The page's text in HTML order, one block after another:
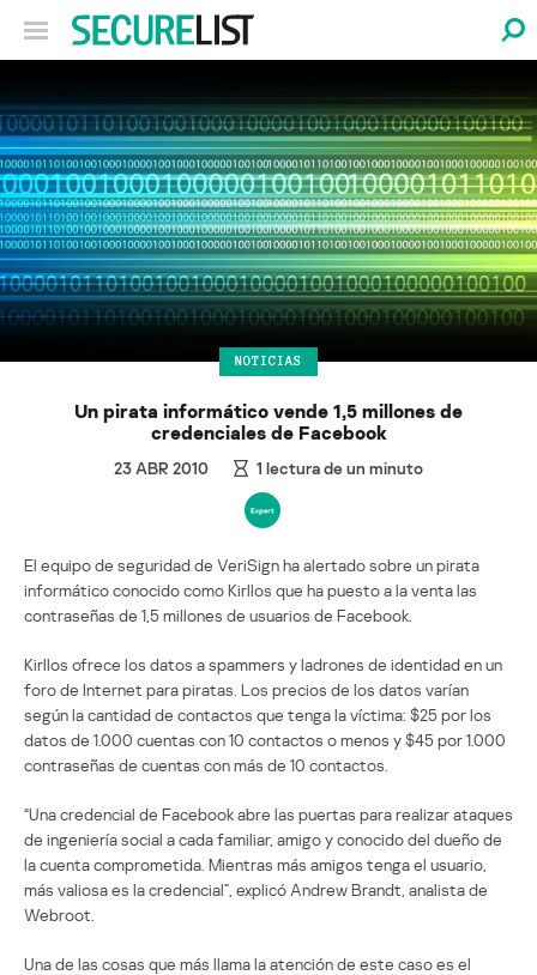
NOTICIAS
Un pirata informático vende 1,5 millones de
credenciales de Facebook
23 ABR 2010 1 lectura de un minuto
El equipo de seguridad de VeriSign ha alertado sobre un pirata
informático conocido como Kirllos que ha puesto a la venta las
contraseñas de 1,5 millones de usuarios de Facebook.
Kirllos ofrece los datos a spammers y ladrones de identidad en un
foro de Internet para piratas. Los precios de los datos varían
según la cantidad de contactos que tenga la víctima: $25 por los
datos de 1.000 cuentas con 10 contactos o menos y $45 por 1.000
contraseñas de cuentas con más de 10 contactos.
“Una credencial de Facebook abre las puertas para realizar ataques
de ingeniería social a cada familiar, amigo y conocido del dueño de
la cuenta comprometida. Mientras más amigos tenga el usuario,
más valiosa es la credencial”, explicó Andrew Brandt, analista de
Webroot.
Una de las cosas que más llama la atención de este caso es el